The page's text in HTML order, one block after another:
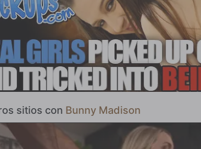
un buen rato, depositan su propio glaseado sobre su bonito cuerpo
lo lama y limpie con amor seguido de un beso.
sitios con Bunny Madison